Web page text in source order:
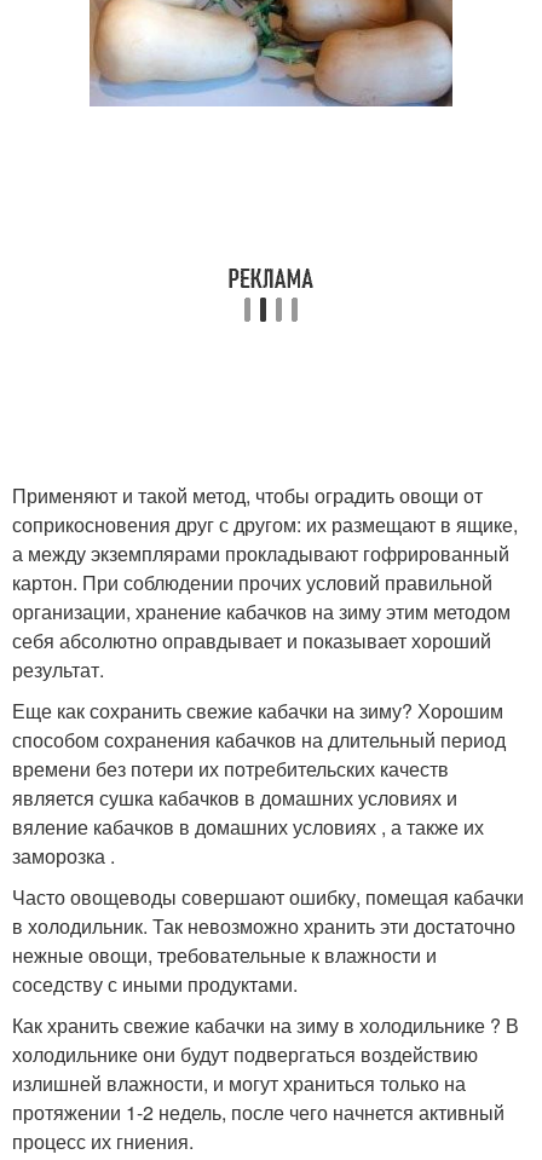
Применяют и такой метод, чтобы оградить овощи от
соприкосновения друг с другом: их размещают в ящике,
а между экземплярами прокладывают гофрированный
картон. При соблюдении прочих условий правильной
организации, хранение кабачков на зиму этим методом
себя абсолютно оправдывает и показывает хороший
результат.
Еще как сохранить свежие кабачки на зиму? Хорошим
способом сохранения кабачков на длительный период
времени без потери их потребительских качеств
является сушка кабачков в домашних условиях и
вяление кабачков в домашних условиях , а также их
заморозка .
Часто овощеводы совершают ошибку, помещая кабачки
в холодильник. Так невозможно хранить эти достаточно
нежные овощи, требовательные к влажности и
соседству с иными продуктами.
Как хранить свежие кабачки на зиму в холодильнике ? В
холодильнике они будут подвергаться воздействию
излишней влажности, и могут храниться только на
протяжении 1-2 недель, после чего начнется активный
процесс их гниения.